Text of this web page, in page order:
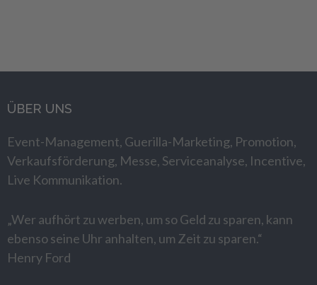
ÜBER UNS
Event-Management, Guerilla-Marketing, Promotion,
Verkaufsförderung, Messe, Serviceanalyse, Incentive,
Live Kommunikation.
„Wer aufhört zu werben, um so Geld zu sparen, kann
ebenso seine Uhr anhalten, um Zeit zu sparen.“
Henry Ford